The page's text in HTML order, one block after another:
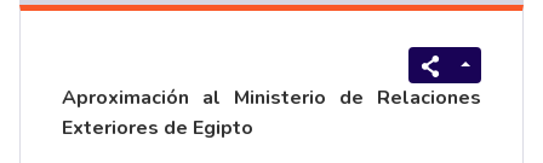
Aproximación al Ministerio de Relaciones
Exteriores de Egipto